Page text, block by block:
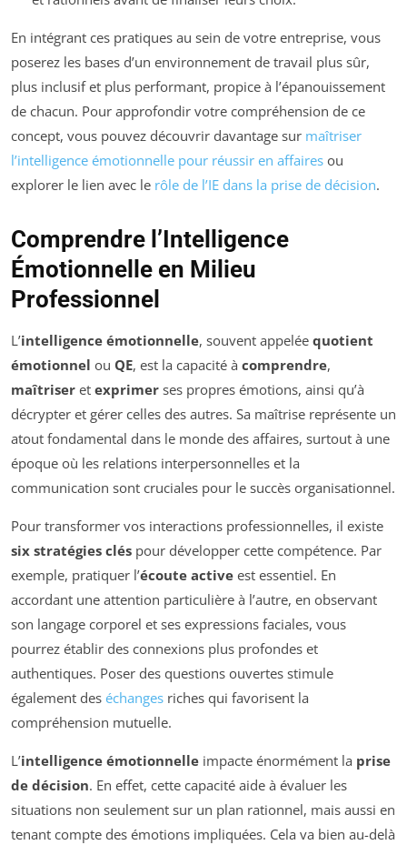
En intégrant ces pratiques au sein de votre entreprise, vous
poserez les bases d’un environnement de travail plus sûr,
plus inclusif et plus performant, propice à l’épanouissement
de chacun. Pour approfondir votre compréhension de ce
concept, vous pouvez découvrir davantage sur maîtriser
l’intelligence émotionnelle pour réussir en affaires ou
explorer le lien avec le rôle de l’IE dans la prise de décision.
Comprendre l’Intelligence
Émotionnelle en Milieu
Professionnel
L’intelligence émotionnelle, souvent appelée quotient
émotionnel ou QE, est la capacité à comprendre,
maîtriser et exprimer ses propres émotions, ainsi qu’à
décrypter et gérer celles des autres. Sa maîtrise représente un
atout fondamental dans le monde des affaires, surtout à une
époque où les relations interpersonnelles et la
communication sont cruciales pour le succès organisationnel.
Pour transformer vos interactions professionnelles, il existe
six stratégies clés pour développer cette compétence. Par
exemple, pratiquer l’écoute active est essentiel. En
accordant une attention particulière à l’autre, en observant
son langage corporel et ses expressions faciales, vous
pourrez établir des connexions plus profondes et
authentiques. Poser des questions ouvertes stimule
également des échanges riches qui favorisent la
compréhension mutuelle.
L’intelligence émotionnelle impacte énormément la prise
de décision. En effet, cette capacité aide à évaluer les
situations non seulement sur un plan rationnel, mais aussi en
tenant compte des émotions impliquées. Cela va bien au-delà